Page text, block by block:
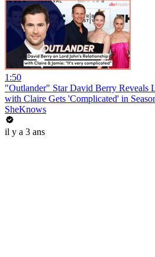
1:50
"Outlander" Star David Berry Reveals
with Claire Gets 'Complicated' in
SheKnows
il y a 3 ans